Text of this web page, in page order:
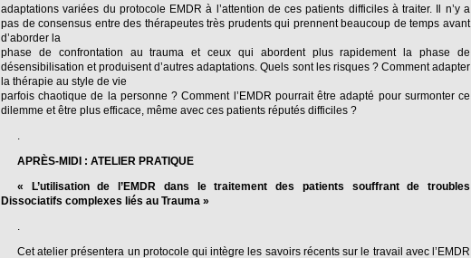
adaptations variées du protocole EMDR à l’attention de ces patients difficiles à traiter. Il n’y a
pas de consensus entre des thérapeutes très prudents qui prennent beaucoup de temps avant
d’aborder la
phase de confrontation au trauma et ceux qui abordent plus rapidement la phase de
désensibilisation et produisent d’autres adaptations. Quels sont les risques ? Comment adapter
la thérapie au style de vie
parfois chaotique de la personne ? Comment l’EMDR pourrait être adapté pour surmonter ce
dilemme et être plus efficace, même avec ces patients réputés difficiles ?
.
APRÈS-MIDI : ATELIER PRATIQUE
« L’utilisation de l’EMDR dans le traitement des patients souffrant de troubles
Dissociatifs complexes liés au Trauma »
.
Cet atelier présentera un protocole qui intègre les savoirs récents sur le travail avec l’EMDR